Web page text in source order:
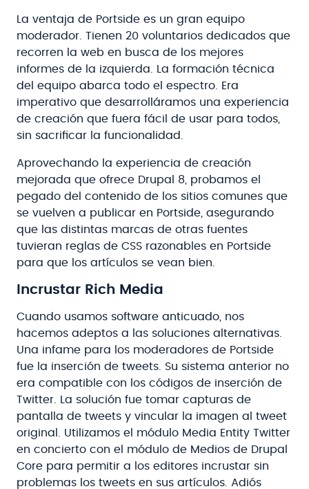
La ventaja de Portside es un gran equipo
moderador. Tienen 20 voluntarios dedicados que
recorren la web en busca de los mejores
informes de la izquierda. La formación técnica
del equipo abarca todo el espectro. Era
imperativo que desarrolláramos una experiencia
de creación que fuera fácil de usar para todos,
sin sacrificar la funcionalidad.
Aprovechando la experiencia de creación
mejorada que ofrece Drupal 8, probamos el
pegado del contenido de los sitios comunes que
se vuelven a publicar en Portside, asegurando
que las distintas marcas de otras fuentes
tuvieran reglas de CSS razonables en Portside
para que los artículos se vean bien.
Incrustar Rich Media
Cuando usamos software anticuado, nos
hacemos adeptos a las soluciones alternativas.
Una infame para los moderadores de Portside
fue la inserción de tweets. Su sistema anterior no
era compatible con los códigos de inserción de
Twitter. La solución fue tomar capturas de
pantalla de tweets y vincular la imagen al tweet
original. Utilizamos el módulo Media Entity Twitter
en concierto con el módulo de Medios de Drupal
Core para permitir a los editores incrustar sin
problemas los tweets en sus artículos. Adiós